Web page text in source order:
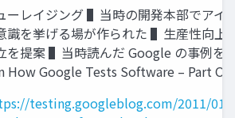
ーレイジング ▌当時の開発本部でアイ
識を挙げる場が作られた ▌⽣産性向上
を提案 ▌当時読んだ Google の事例を
How Google Tests Software – Part
testing.googleblog.com/2011/01/